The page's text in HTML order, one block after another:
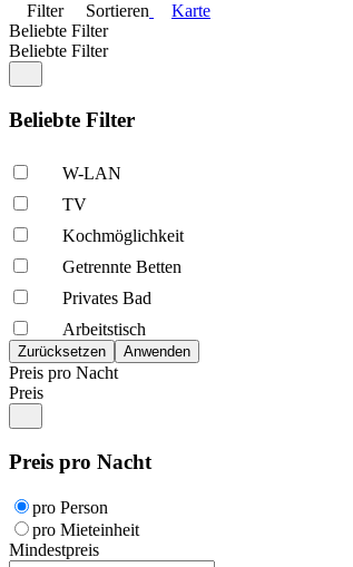
Filter
Sortieren
Karte
Beliebte Filter
Beliebte Filter
Beliebte Filter
W-LAN
TV
Kochmöglich­keit
Getrennte Betten
Privates Bad
Arbeitstisch
Preis pro Nacht
Preis
Preis pro Nacht
pro Person
pro Mieteinheit
Mindestpreis